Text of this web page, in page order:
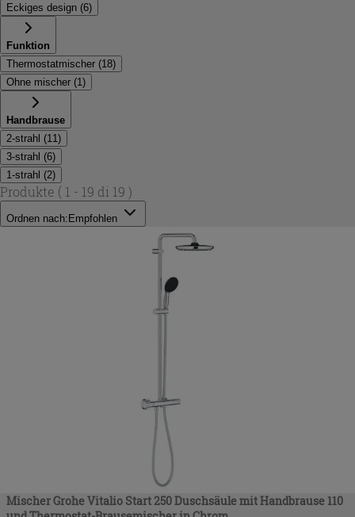
Eckiges design (6)
Funktion
Thermostatmischer (18)
Ohne mischer (1 )
Handbrause
2-strahl (11 )
3-strahl (6)
1-strahl (2)
Produkte ( 1 - 19 di 19 )
Ordnen nach: Empfohlen
Mischer Grohe Vitalio Start 250 Duschsäule mit Handbrause 110